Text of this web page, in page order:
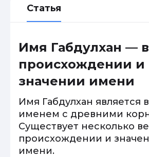
Статья
Имя Габдулхан —
происхождении и
значении имени
Имя Габдулхан является
именем с древними
Существует несколько
происхождении и
имени.